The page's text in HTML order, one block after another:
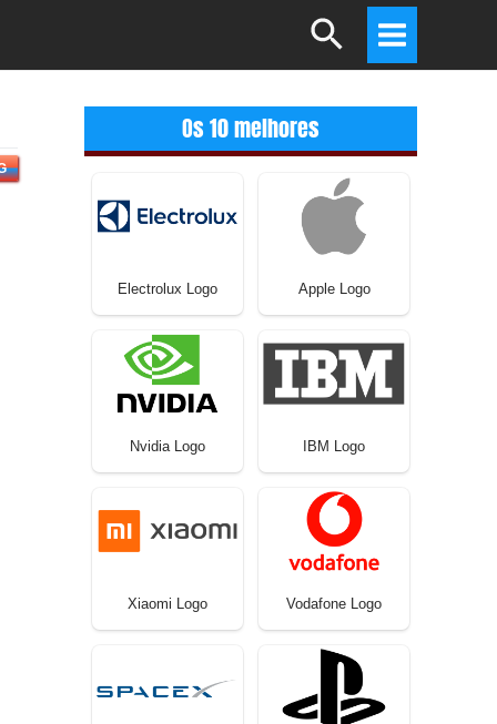
Search
Main
Menu
Os 10 melhores
Electrolux Logo Apple Logo
Nvidia Logo IBM Logo
Xiaomi Logo Vodafone Logo